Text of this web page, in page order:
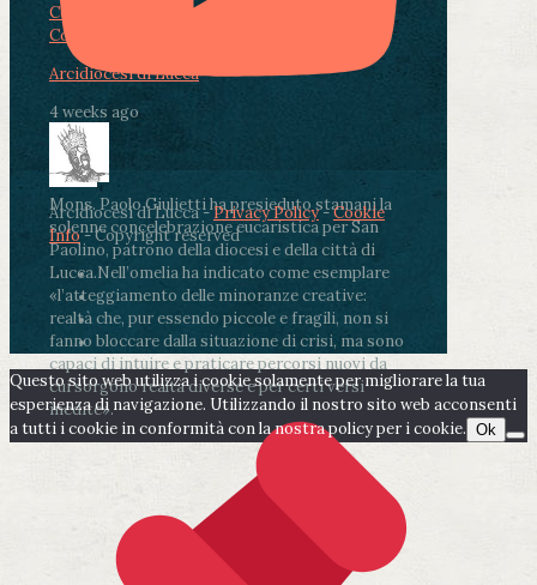
Condividi su Facebook
Condividi su LinkedIn
Arcidiocesi di Lucca
4 weeks ago
Mons. Paolo Giulietti ha presieduto stamani la
solenne concelebrazione eucaristica per San
Paolino, patrono della diocesi e della città di
Lucca.Nell’omelia ha indicato come esemplare
«l’atteggiamento delle minoranze creative:
realtà che, pur essendo piccole e fragili, non si
fanno bloccare dalla situazione di crisi, ma sono
capaci di intuire e praticare percorsi nuovi da
cui sorgono realtà diverse e per certi versi
inedite».
Arcidiocesi di Lucca -Privacy Policy-Cookie
Info- Copyright reserved
Questo sito web utilizza i cookie solamente per migliorare la tua
esperienza di navigazione. Utilizzando il nostro sito web acconsenti
a tutti i cookie in conformità con la nostra policy per i cookie. Ok